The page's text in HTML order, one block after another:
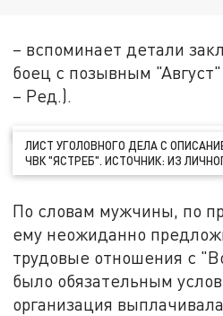
– вспоминает детали
боец с позывным
– Ред.).
ЛИСТ УГОЛОВНОГО ДЕЛА С
ЧВК "ЯСТРЕБ". ИСТОЧНИК: ИЗ
По словам мужчины, по
ему неожиданно
трудовые отношения с
было обязательным
организация